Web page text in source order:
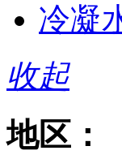
冷凝
收起
地区：